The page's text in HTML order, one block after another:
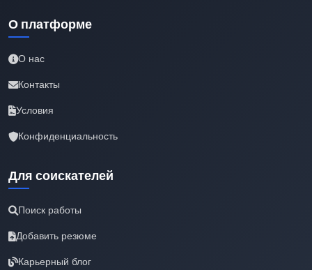
О платформе
О нас
Контакты
Условия
Конфиденциальность
Для соискателей
Поиск работы
Добавить резюме
Карьерный блог